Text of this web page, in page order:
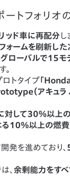
トフォリオ
ッド車に再配分 し
ォームを刷新し
ローバルで15モ
。
トタイプ 「
（アキュラ
して30％以上
10％以上の燃費
発を進めており、
、 余剰能力をすべ